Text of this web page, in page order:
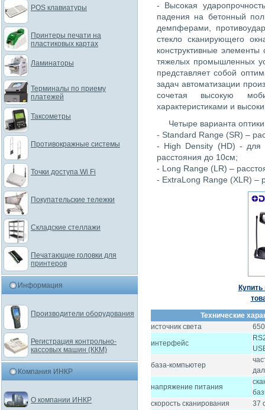
- Высокая
падения на бетонный
демпферами,
стекло сканирующего
конструктивные
тяжелых промышленных
представляет собой
задач автоматизации
сочетая высокую
характеристиками и
Четыре варианта
- Standard Range (SR) –
- High Density (HD) - для
расстояния до 10см;
- Long Range (LR) –
- ExtraLong Range (XLR) –
Технические
источник света
интерфейс
база-компьютер
напряжение питания
скорость сканирования
37
POS клавиатуры
Принтеры печати на
пластиковых картах
Ламинаторы
Терминалы по приему
платежей
Таксометры
Противокражные системы
Точки доступа Wi Fi
Покупательские тележки
Складские стеллажи
Печатающие головки для
принтеров
Информация
Производители оборудования
Регистрация контрольно-
кассовых машин (ККМ)
Компания ИНКР
О компании ИНКР